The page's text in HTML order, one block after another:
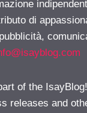
di
of the
releases and